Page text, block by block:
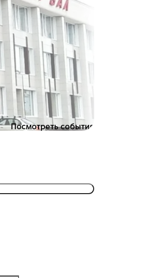
Посмотреть события